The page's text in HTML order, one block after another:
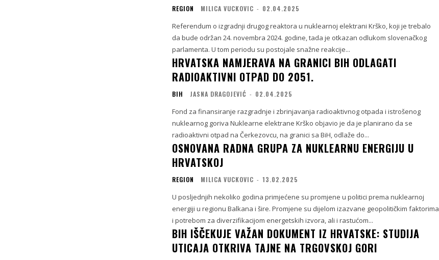
REGION MILICA VUCKOVIC - 02.04.2025
Referendum o izgradnji drugog reaktora u nuklearnoj elektrani Krško, koji je trebalo
da bude održan 24. novembra 2024. godine, tada je otkazan odlukom slovenačkog
parlamenta. U tom periodu su postojale snažne reakcije...
HRVATSKA NAMJERAVA NA GRANICI BIH ODLAGATI
RADIOAKTIVNI OTPAD DO 2051.
BIH JASNA DRAGOJEVIĆ - 02.04.2025
Fond za finansiranje razgradnje i zbrinjavanja radioaktivnog otpada i istrošenog
nuklearnog goriva Nuklearne elektrane Krško objavio je da je planirano da se
radioaktivni otpad na Čerkezovcu, na granici sa BiH, odlaže do...
OSNOVANA RADNA GRUPA ZA NUKLEARNU ENERGIJU U
HRVATSKOJ
REGION MILICA VUCKOVIC - 13.02.2025
U posljednjih nekoliko godina primjećene su promjene u politici prema nuklearnoj
energiji u regionu Balkana i šire. Promjene su dijelom izazvane geopolitičkim faktorima
i potrebom za diverzifikacijom energetskih izvora, ali i rastućom...
BIH IŠČEKUJE VAŽAN DOKUMENT IZ HRVATSKE: STUDIJA
UTICAJA OTKRIVA TAJNE NA TRGOVSKOJ GORI